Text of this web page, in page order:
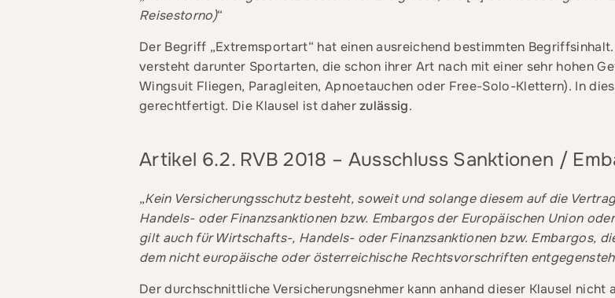
Reisestorno)“
Der Begriff „Extremsportart“ hat einen ausreichend bestimmten
versteht darunter Sportarten, die schon ihrer Art nach mit einer sehr hohen
Wingsuit Fliegen, Paragleiten, Apnoetauchen oder Free-Solo-Klettern). In
gerechtfertigt. Die Klausel ist daherzulässig.
Artikel 6.2. RVB 2018 – Ausschluss Sanktionen /
„Kein Versicherungsschutz besteht, soweit und solange diesem auf die
Handels- oder Finanzsanktionen bzw. Embargos der Europäischen Union
gilt auch für Wirtschafts-, Handels- oder Finanzsanktionen bzw. Embargos,
dem nicht europäische oder österreichische Rechtsvorschriften
Der durchschnittliche Versicherungsnehmer kann anhand dieser Klausel